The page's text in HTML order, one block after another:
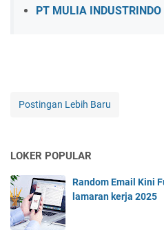
PT MULIA
Postingan Lebih Baru
LOKER POPULAR
Random Email Kini
lamaran kerja 2025